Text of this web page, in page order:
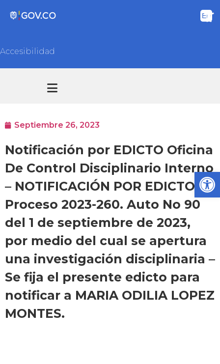
Accesibilidad
Septiembre 26, 2023
Notificación por EDICTO Oficina
De Control Disciplinario Interno
– NOTIFICACIÓN POR EDICTO –
Proceso 2023-260. Auto No 90
del 1 de septiembre de 2023,
por medio del cual se apertura
una investigación disciplinaria –
Se fija el presente edicto para
notificar a MARIA ODILIA LOPEZ
MONTES.